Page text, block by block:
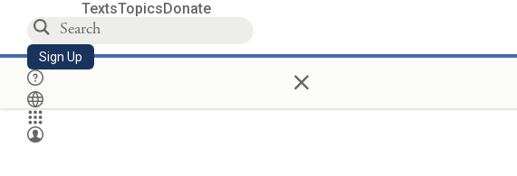
TextsTopicsDonate
Sign Up ×